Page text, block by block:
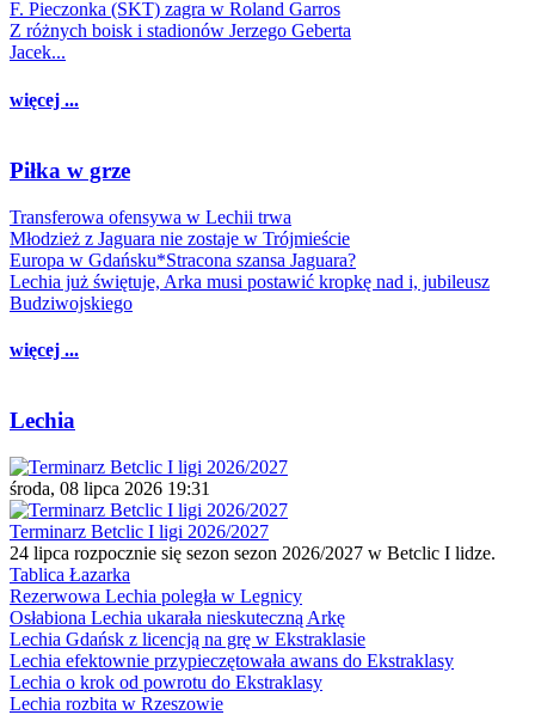
F. Pieczonka (SKT) zagra w Roland Garros
Z różnych boisk i stadionów Jerzego Geberta
Jacek...
więcej ...
Piłka w grze
Transferowa ofensywa w Lechii trwa
Młodzież z Jaguara nie zostaje w Trójmieście
Europa w Gdańsku*Stracona szansa Jaguara?
Lechia już świętuje, Arka musi postawić kropkę nad i, jubileusz
Budziwojskiego
więcej ...
Lechia
środa, 08 lipca 2026 19:31
Terminarz Betclic I ligi 2026/2027
24 lipca rozpocznie się sezon sezon 2026/2027 w Betclic I lidze.
Tablica Łazarka
Rezerwowa Lechia poległa w Legnicy
Osłabiona Lechia ukarała nieskuteczną Arkę
Lechia Gdańsk z licencją na grę w Ekstraklasie
Lechia efektownie przypieczętowała awans do Ekstraklasy
Lechia o krok od powrotu do Ekstraklasy
Lechia rozbita w Rzeszowie